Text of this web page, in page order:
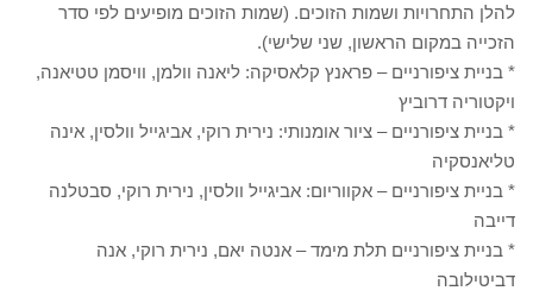
להלן התחרויות ושמות הזוכים. (שמות הזוכים מופיעים לפי סדר
הזכייה במקום הראשון, שני שלישי).
* בניית ציפורניים – פראנץ קלאסיקה: ליאנה וולמן, וויסמן טטיאנה,
ויקטוריה דרוביץ
* בניית ציפורניים – ציור אומנותי: נירית רוקי, אביגייל וולסין, אינה
טליאנסקיה
* בניית ציפורניים – אקווריום: אביגייל וולסין, נירית רוקי, סבטלנה
דייבה
* בניית ציפורניים תלת מימד – אנטה יאם, נירית רוקי, אנה
דביטילובה